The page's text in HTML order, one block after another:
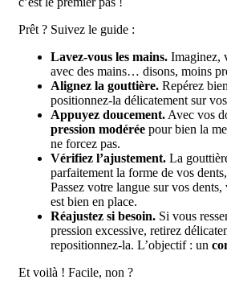
Prêt ? Suivez le guide :
Lavez-vous les mains. Imaginez,
avec des mains… disons, moins
Alignez la gouttière. Repérez
positionnez-la délicatement sur
Appuyez doucement.Avec vos
pression modérée pour bien la
ne forcez pas.
Vérifiez l’ajustement. La
parfaitement la forme de vos
Passez votre langue sur vos
est bien en place.
Réajustez si besoin. Si vous
pression excessive, retirez
repositionnez-la. L’objectif : un
Et voilà ! Facile, non ?